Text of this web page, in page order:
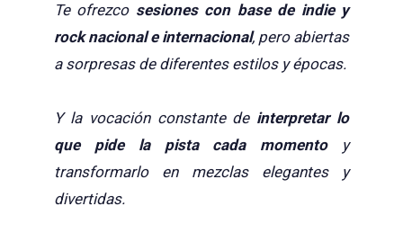
Te ofrezco sesiones con base de indie y
rock nacional e internacional, pero abiertas
a sorpresas de diferentes estilos y épocas.
Y la vocación constante de interpretar lo
que pide la pista cada momentoy
transformarlo en mezclas elegantes y
divertidas.